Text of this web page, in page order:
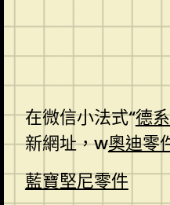
在微信小法式“德
新網址，w奧迪零
藍寶堅尼零件